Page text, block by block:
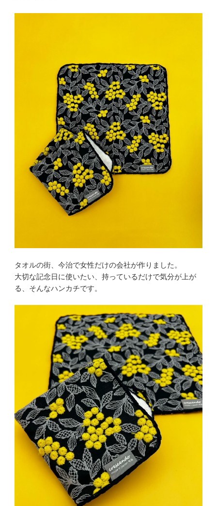
⁡タオルの街、今治で女性だけの会社が作りました。
大切な記念日に使いたい、持っているだけで気分が上が
る、そんなハンカチです。